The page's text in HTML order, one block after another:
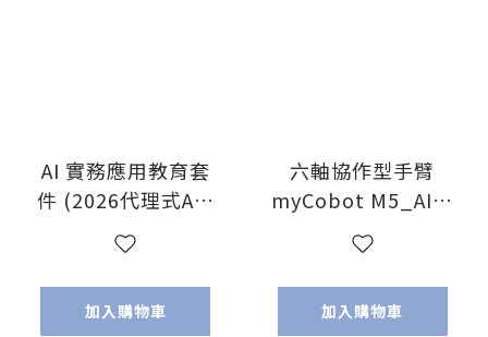
AI 實務應用教育套
件 (2026代理式AI_
免上網、免點數、
開機即見效 讓您
【班班有AI 生生有
成果】)
加入購物車
六軸協作型手臂
myCobot M5_AI教
育頂級版 ( 校園淺
口袋方案
_myCobot 台灣獨
家代理!)
加入購物車